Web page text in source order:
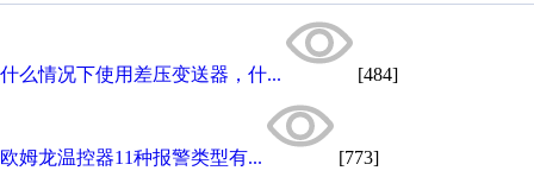
什么情况下使用差压变送器，什... [484]
欧姆龙温控器11种报警类型有... [773]